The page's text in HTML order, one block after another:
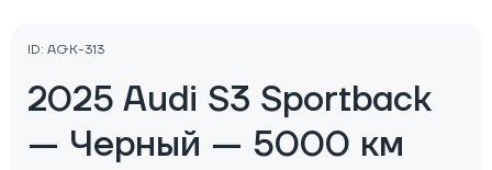
ID: AGK-313
2025 Audi S3 Sportback
— Черный — 5000 км